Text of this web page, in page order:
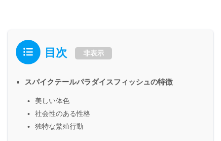
目次 非表示
スパイクテールパラダイスフィッシュの特徴
美しい体色
社会性のある性格
独特な繁殖行動